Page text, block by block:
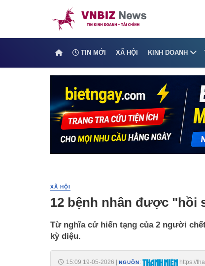
TIN MỚI XÃ HỘI KINH DOANH
XÃ HỘI
12 bệnh nhân được "hồi
Từ nghĩa cử hiến tạng của 2 người
kỳ diệu.
15:09 19-05-2026 | NGUỒN:
https://